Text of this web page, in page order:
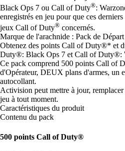
Black Ops 7 ou Call of Duty®:
enregistrés en jeu pour que ces
jeux Call of Duty® concernés.
Marque de l'arachnide : Pack de Départ
Obtenez des points Call of Duty®* et
Duty®: Black Ops 7 et Call of Duty®:
Ce pack comprend 500 points Call of
d'Opérateur, DEUX plans d'armes, un
autocollant.
Activision peut mettre à jour,
jeu à tout moment.
Caractéristiques du produit
Contenu du pack
500 points Call of Duty®